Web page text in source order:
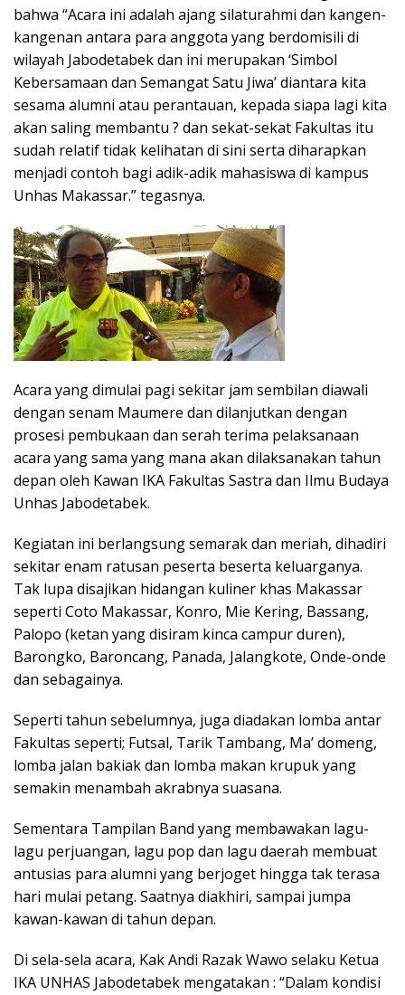
bahwa “Acara ini adalah ajang silaturahmi dan kangen-
kangenan antara para anggota yang berdomisili di
wilayah Jabodetabek dan ini merupakan ‘Simbol
Kebersamaan dan Semangat Satu Jiwa’ diantara kita
sesama alumni atau perantauan, kepada siapa lagi kita
akan saling membantu ? dan sekat-sekat Fakultas itu
sudah relatif tidak kelihatan di sini serta diharapkan
menjadi contoh bagi adik-adik mahasiswa di kampus
Unhas Makassar.” tegasnya.
Acara yang dimulai pagi sekitar jam sembilan diawali
dengan senam Maumere dan dilanjutkan dengan
prosesi pembukaan dan serah terima pelaksanaan
acara yang sama yang mana akan dilaksanakan tahun
depan oleh Kawan IKA Fakultas Sastra dan Ilmu Budaya
Unhas Jabodetabek.
Kegiatan ini berlangsung semarak dan meriah, dihadiri
sekitar enam ratusan peserta beserta keluarganya.
Tak lupa disajikan hidangan kuliner khas Makassar
seperti Coto Makassar, Konro, Mie Kering, Bassang,
Palopo (ketan yang disiram kinca campur duren),
Barongko, Baroncang, Panada, Jalangkote, Onde-onde
dan sebagainya.
Seperti tahun sebelumnya, juga diadakan lomba antar
Fakultas seperti; Futsal, Tarik Tambang, Ma’ domeng,
lomba jalan bakiak dan lomba makan krupuk yang
semakin menambah akrabnya suasana.
Sementara Tampilan Band yang membawakan lagu-
lagu perjuangan, lagu pop dan lagu daerah membuat
antusias para alumni yang berjoget hingga tak terasa
hari mulai petang. Saatnya diakhiri, sampai jumpa
kawan-kawan di tahun depan.
Di sela-sela acara, Kak Andi Razak Wawo selaku Ketua
IKA UNHAS Jabodetabek mengatakan : “Dalam kondisi